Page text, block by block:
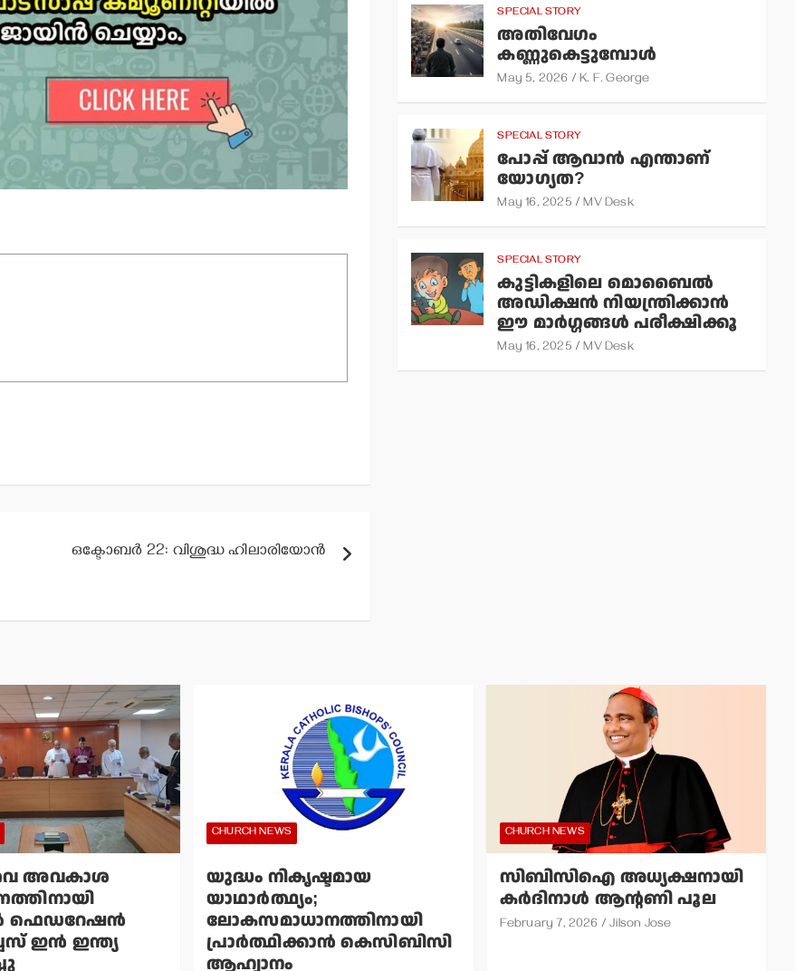
ഒക്ടോബര്‍ 22: വിശുദ്ധ ഹിലാരിയോന്‍
SPECIAL STORY
അതിവേഗം
കണ്ണുകെട്ടുമ്പോള്‍
May 5, 2026 K. F. George
SPECIAL STORY
പോപ്പ് ആവാന്‍ എന്താണ്
യോഗ്യത?
May 16, 2025 MV Desk
SPECIAL STORY
കുട്ടികളിലെ മൊബൈല്‍
അഡിക്ഷന്‍ നിയന്ത്രിക്കാന്‍
ഈ മാര്‍ഗ്ഗങ്ങള്‍ പരീക്ഷിക്കൂ
May 16, 2025 MV Desk
അവകാശ
ഫെഡറേഷന്‍
ഇന്‍ ഇന്ത്യ
CHURCH NEWS
യുദ്ധം നികൃഷ്ടമായ
യാഥാര്‍ത്ഥ്യം;
ലോകസമാധാനത്തിനായി
പ്രാര്‍ത്ഥിക്കാന്‍ കെസിബിസി
ആഹ്വാനം
CHURCH NEWS
സിബിസിഐ അധ്യക്ഷനായി
കര്‍ദിനാള്‍ ആന്റണി പൂല
February 7, 2026 Jilson Jose